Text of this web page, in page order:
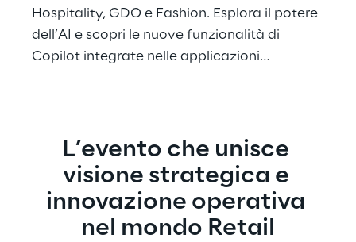
Hospitality, GDO e Fashion.​ Esplora il potere
dell’AI e scopri le nuove funzionalità di
Copilot integrate nelle applicazioni
L’evento che unisce
visione strategica e
innovazione operativa
nel mondo Retail​